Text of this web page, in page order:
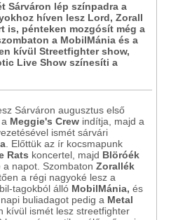
Sárváron lép színpadra a
híven lesz Lord, Zorall
is, pénteken mozgósít még a
a MobilMánia és a
kívül Streetfighter show,
Live Show színesíti a
Sárváron augusztus első
Meggie's Crew indítja, majd a
ismét sárvári
. Előttük az ír kocsmapunk
Rats koncertel, majd Blöróék
napot. Szombaton Zorallék
a régi nagyoké lesz a
tagokból álló MobilMánia, és
napi buliadagot pedig a Metal
kívül ismét lesz streetfighter